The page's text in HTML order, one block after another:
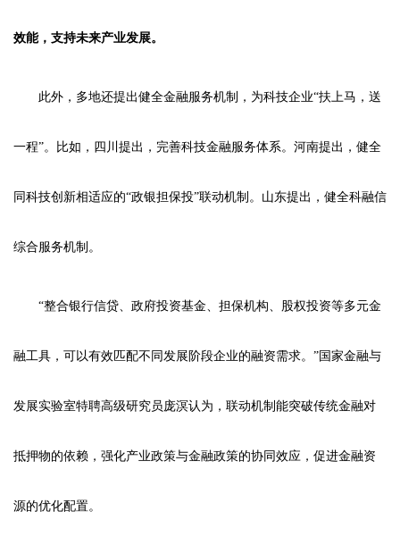
效能，支持未来产业发展。
此外，多地还提出健全金融服务机制，为科技企业“扶上马，送
一程”。比如，四川提出，完善科技金融服务体系。河南提出，健全
同科技创新相适应的“政银担保投”联动机制。山东提出，健全科融信
综合服务机制。
“整合银行信贷、政府投资基金、担保机构、股权投资等多元金
融工具，可以有效匹配不同发展阶段企业的融资需求。”国家金融与
发展实验室特聘高级研究员庞溟认为，联动机制能突破传统金融对
抵押物的依赖，强化产业政策与金融政策的协同效应，促进金融资
源的优化配置。